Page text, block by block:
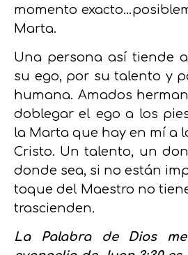
momento
Marta.
Una persona así tiende
su ego, por su talento y
humana. Amados
doblegar el ego a los
la Marta que hay en mí a
Cristo. Un talento, un
donde sea, si no están
toque del Maestro no
trascienden.
La Palabra de Dios